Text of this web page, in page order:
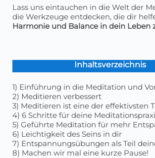
Lass uns eintauchen in die Welt der
die Werkzeuge entdecken, die dir
Harmonie und Balance in dein Leben
Inhaltsverzeichnis
1) Einführung in die Meditation und
2) Meditieren verbessert
3) Meditieren ist eine der effektivsten
4) 6 Schritte für deine
5) Geführte Meditation für mehr
6) Leichtigkeit des Seins in dir
7) Entspannungsübungen als Teil
8) Machen wir mal eine kurze Pause!